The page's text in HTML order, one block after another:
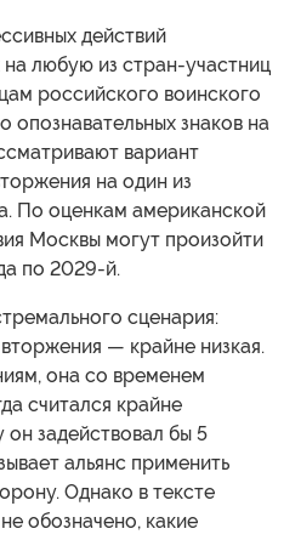
действий
любую из стран-участниц
российского воинского
опознавательных знаков на
вариант
на один из
По оценкам американской
Москвы могут произойти
по 2029-й.
сценария:
— крайне низкая.
она со временем
считался крайне
задействовал бы 5
альянс применить
Однако в тексте
обозначено, какие